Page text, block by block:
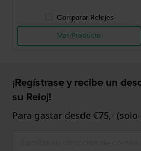
Comparar Relojes
Ver Producto
¡Regístrase y recibe un
su Reloj!
Para gastar desde €75,-